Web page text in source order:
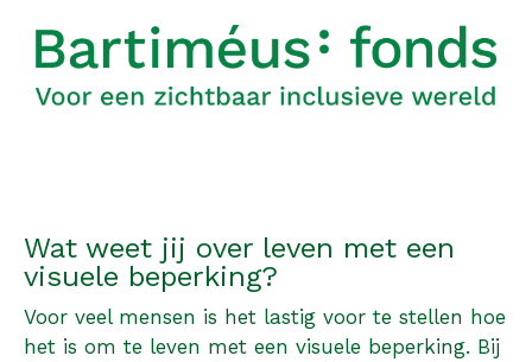
Wat weet jij over leven met een
visuele beperking?
Voor veel mensen is het lastig voor te stellen hoe
het is om te leven met een visuele beperking. Bij